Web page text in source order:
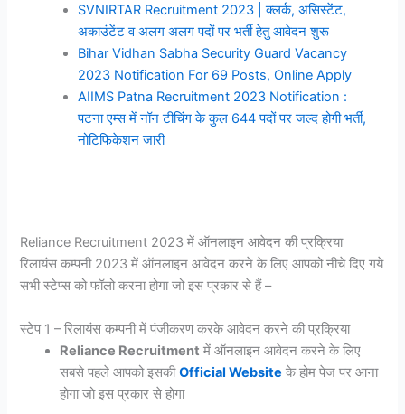
SVNIRTAR Recruitment 2023 | क्लर्क, असिस्टेंट,
अकाउंटेंट व अलग अलग पदों पर भर्ती हेतु आवेदन शुरू
Bihar Vidhan Sabha Security Guard Vacancy
2023 Notification For 69 Posts, Online Apply
AIIMS Patna Recruitment 2023 Notification :
पटना एम्स में नॉन टीचिंग के कुल 644 पदों पर जल्द होगी भर्ती,
नोटिफिकेशन जारी
Reliance Recruitment 2023 में ऑनलाइन आवेदन की प्रक्रिया
रिलायंस कम्पनी 2023 में ऑनलाइन आवेदन करने के लिए आपको नीचे दिए गये
सभी स्टेप्स को फॉलो करना होगा जो इस प्रकार से हैं –
स्टेप 1 – रिलायंस कम्पनी में पंजीकरण करके आवेदन करने की प्रक्रिया
Reliance Recruitment में ऑनलाइन आवेदन करने के लिए
सबसे पहले आपको इसकीOfficial Website के होम पेज पर आना
होगा जो इस प्रकार से होगा